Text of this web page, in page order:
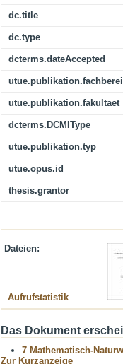
dc.title
dc.type
dcterms.dateAccepted
utue.publikation.fakultaet
dcterms.DCMIType
utue.publikation.typ
utue.opus.id
thesis.grantor
Dateien:
Aufrufstatistik
Das Dokument
7 Mathematisch-
Zur Kurzanzeige